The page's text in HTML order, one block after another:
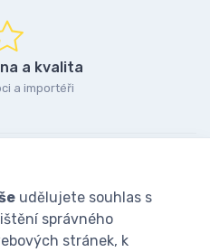
a kvalita
a importéři
udělujete souhlas s
správného
stránek, k